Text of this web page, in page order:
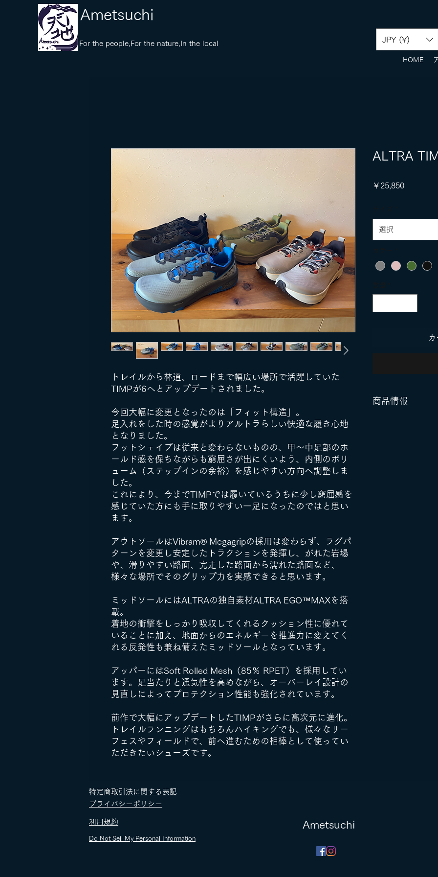
​Ametsuchi
​For the people,For the nature,In the local JPY (¥)
HOME
トレイルから林道、ロードまで幅広い場所で活躍していた
TIMPが6へとアップデートされました。
今回大幅に変更となったのは「フィット構造」。
足入れをした時の感覚がよりアルトラらしい快適な履き心地
となりました。
フットシェイプは従来と変わらないものの、甲〜中足部のホ
ールド感を保ちながらも窮屈さが出にくいよう、内側のボリ
ューム（ステップインの余裕）を感じやすい方向へ調整しま
した。
これにより、今までTIMPでは履いているうちに少し窮屈感を
感じていた方にも手に取りやすい一足になったのではと思い
ます。
アウトソールはVibram® Megagripの採用は変わらず、ラグパ
ターンを変更し安定したトラクションを発揮し、がれた岩場
や、滑りやすい路面、完走した路面から濡れた路面など、
様々な場所でそのグリップ力を実感できると思います。
ミッドソールにはALTRAの独自素材ALTRA EGO™MAXを搭
載。
着地の衝撃をしっかり吸収してくれるクッション性に優れて
いることに加え、地面からのエネルギーを推進力に変えてく
れる反発性も兼ね備えたミッドソールとなっています。
アッパーにはSoft Rolled Mesh（85％ RPET）を採用してい
ます。足当たりと通気性を高めながら、オーバーレイ設計の
見直しによってプロテクション性能も強化されています。
前作で大幅にアップデートしたTIMPがさらに高次元に進化。
トレイルランニングはもちろんハイキングでも、様々なサー
フェスやフィールドで、前へ進むための相棒として使ってい
ただきたいシューズです。
ALTRA
￥25,850価
選択
商品情報
​特定商取引法に関する表記
​プライバシーポリシー
​利用規約 ​Ametsuchi
Do Not Sell My Personal Information